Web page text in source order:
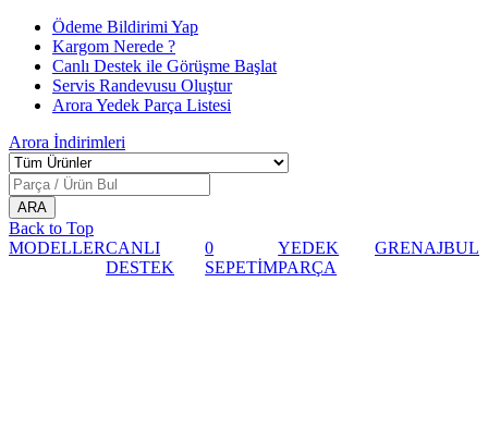
Ödeme Bildirimi Yap
Kargom Nerede ?
Canlı Destek ile Görüşme Başlat
Servis Randevusu Oluştur
Arora Yedek Parça Listesi
Arora İndirimleri
Back to Top
MODELLERCANLI
DESTEK
0
SEPETİM
YEDEK
PARÇA
GRENAJBUL